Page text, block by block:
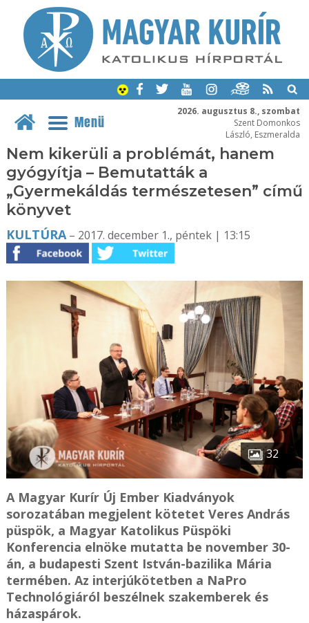
2026. augusztus 8., szombat
Szent Domonkos
László, Eszmeralda
Menü
Nem kikerüli a problémát, hanem
gyógyítja – Bemutatták a
„Gyermekáldás természetesen” című
könyvet
KULTÚRA– 2017. december 1., péntek | 13:15
32
A Magyar Kurír Új Ember Kiadványok
sorozatában megjelent kötetet Veres András
püspök, a Magyar Katolikus Püspöki
Konferencia elnöke mutatta be november 30-
án, a budapesti Szent István-bazilika Mária
termében. Az interjúkötetben a NaPro
Technológiáról beszélnek szakemberek és
házaspárok.